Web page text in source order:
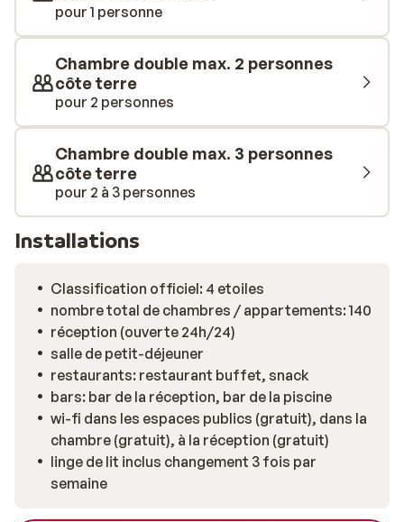
bordée de palmiers, tandis que les enfants profiteront
d'une piscine séparée et d'une aire de jeux. Le soir,
l'hôtel s'anime avec des soirées à thème. Laissez-vous
tenter par une danse grecque traditionnelle ou profitez
de l'atmosphère détendue d'une soirée jazzy. Grâce à
ces expériences uniques, l'hôtel Marathon fait de
pour 1 personne
Chambre double max. 2 personnes
côte terre
pour 2 personnes
Chambre double max. 3 personnes
côte terre
pour 2 à 3 personnes
Installations
Classification officiel: 4 etoiles
nombre total de chambres / appartements: 140
réception (ouverte 24h/24)
salle de petit-déjeuner
restaurants: restaurant buffet, snack
bars: bar de la réception, bar de la piscine
wi-fi dans les espaces publics (gratuit), dans la
chambre (gratuit), à la réception (gratuit)
linge de lit inclus changement 3 fois par
semaine